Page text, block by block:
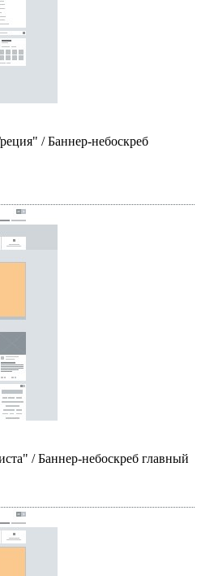
/ Баннер-небоскреб
/ Баннер-небоскреб главный